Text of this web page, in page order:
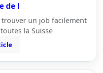
de l
un job facilement
la Suisse